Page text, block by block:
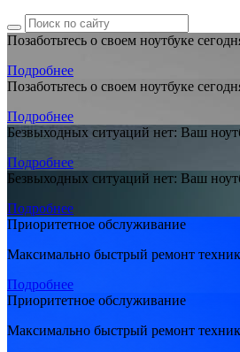
Позаботьтесь о своем ноутбуке
Подробнее
Позаботьтесь о своем ноутбуке
Подробнее
Безвыходных ситуаций нет: Ваш
Подробнее
Безвыходных ситуаций нет: Ваш
Подробнее
Приоритетное обслуживание
Максимально быстрый ремонт
Подробнее
Приоритетное обслуживание
Максимально быстрый ремонт